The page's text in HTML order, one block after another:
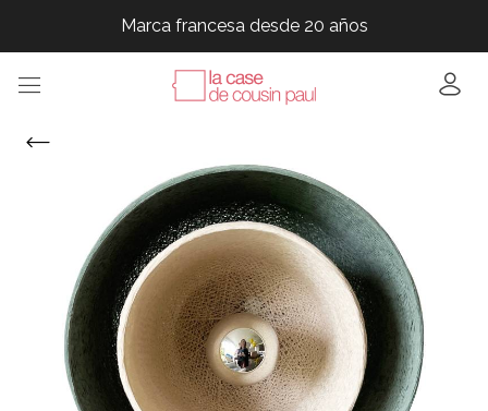
Marca francesa desde 20 años
Marca francesa desde 20 años
Marca francesa desde 20 años